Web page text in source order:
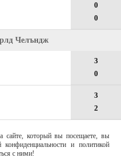
0
0
Челъндж
3
0
3
2
который вы посещаете, вы
конфиденциальности и политикой
с ними!